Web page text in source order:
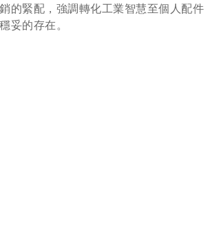
的緊配，強調轉化工業智慧至個人配
妥的存在。